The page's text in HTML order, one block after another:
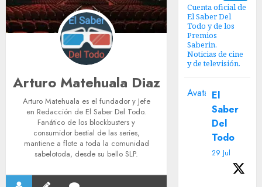
Arturo Matehuala Diaz
Arturo Matehuala es el fundador y Jefe
en Redacción de El Saber Del Todo.
Fanático de los blockbusters y
consumidor bestial de las series,
mantiene a flote a toda la comunidad
sabelotoda, desde su bello SLP.
Cuenta oficial de
El Saber Del
Todo y de los
Premios
Saberin.
Noticias de cine
y de televisión.
Avatar El
Saber
Del
Todo
29 Jul